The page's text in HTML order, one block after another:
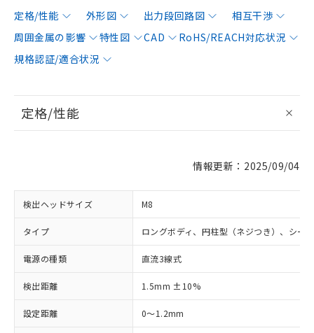
定格/性能 外形図 出力段回路図
相互干渉
周囲金属の影響
特性図 CAD
RoHS/REACH対応状況
規格認証/適合状況
定格/性能
情報更新：2025/09/04
検出ヘッドサイズ M8
タイプ ロングボディ、円柱型（ネジつき）、シー
電源の種類 直流3線式
検出距離 1.5mm ±10%
設定距離 0～1.2mm